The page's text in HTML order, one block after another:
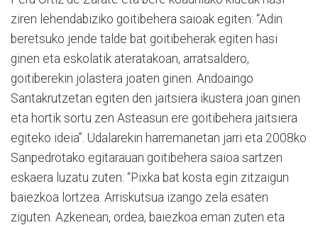
ziren lehendabiziko goitibehera saioak egiten: “Adin
beretsuko jende talde bat goitibeherak egiten hasi
ginen eta eskolatik ateratakoan, arratsaldero,
goitiberekin jolastera joaten ginen. Andoaingo
Santakrutzetan egiten den jaitsiera ikustera joan ginen
eta hortik sortu zen Asteasun ere goitibehera jaitsiera
egiteko ideia”. Udalarekin harremanetan jarri eta 2008ko
Sanpedrotako egitarauan goitibehera saioa sartzen
eskaera luzatu zuten: “Pixka bat kosta egin zitzaigun
baiezkoa lortzea. Arriskutsua izango zela esaten
ziguten. Azkenean, ordea, baiezkoa eman zuten eta